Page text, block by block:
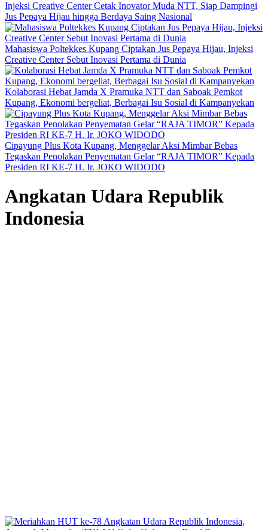
Injeksi Creative Center Cetak Inovator Muda NTT, Siap Dampingi
Jus Pepaya Hijau hingga Berdaya Saing Nasional
Mahasiswa Poltekkes Kupang Ciptakan Jus Pepaya Hijau, Injeksi
Creative Center Sebut Inovasi Pertama di Dunia
Kolaborasi Hebat Jamda X Pramuka NTT dan Saboak Pemkot
Kupang, Ekonomi bergeliat, Berbagai Isu Sosial di Kampanyekan
Cipayung Plus Kota Kupang, Menggelar Aksi Mimbar Bebas
Tegaskan Penolakan Penyematan Gelar “RAJA TIMOR” Kepada
Presiden RI KE-7 H. Ir. JOKO WIDODO
Angkatan Udara Republik
Indonesia